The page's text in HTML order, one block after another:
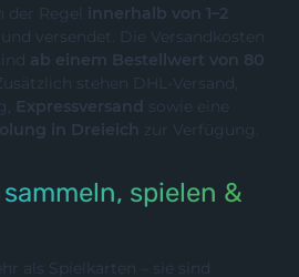
Regel innerhalb von 1–2
versendet. Die Versandkosten
ab einem Bestellwert von 80
stehen DHL-Versand,
Expressversand sowie eine
in Dreieich zur Verfügung.
sammeln, spielen &
als Spielkarten – sie sind